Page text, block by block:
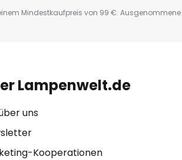
Mindestkaufpreis von 99 €. Ausgenommene
Lampenwelt.de
uns
Kooperationen